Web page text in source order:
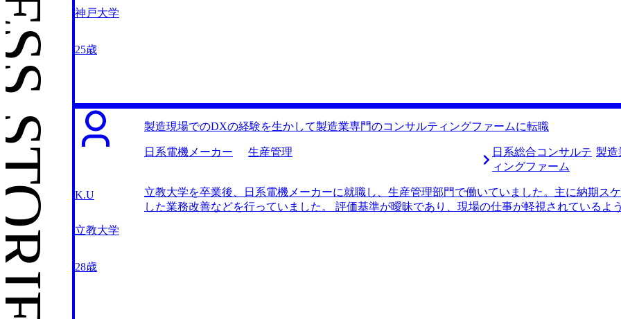
神戸大学
25歳
リアの中で何を達成したいのか、そのためにはどういった経験を積むことが必要なのか、一緒
だきました。 これほど真摯に向き合ってくれるエージェントはいないように感じ、藤尾さんに
さんとの面談は、毎回多くの学び・気づきを与えてくれたと思います。なぜコンサルティング
ういったビジネスモデルなのか、どういった人材が求められているのか、など様々な話をして
目から鱗のお話でした。 自己分析を深め、志望動機を明確に言語化できた点が良かったです
のではないかと提案いただきました。 転職活動を始めた当初は、漠然とした理由で「コンサル
ましたが、具体的な知識や準備が不足していた点が反省点です。もっと早くから業界について
K.U
立教大学
28歳
製造現場でのDXの経験を生かして製造業専門のコンサルティングファームに転職
日系電機メーカー 生産管理
日系総合コンサルテ
ィングファーム
製造
立教大学を卒業後、日系電機メーカーに就職し、生産管理部門で働いていました。主に納期ス
した業務改善などを行っていました。 評価基準が曖昧であり、現場の仕事が軽視されているよ